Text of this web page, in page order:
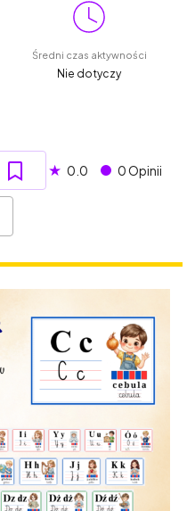
Średni czas aktywności
Nie dotyczy
★ 0.0 0 Opinii